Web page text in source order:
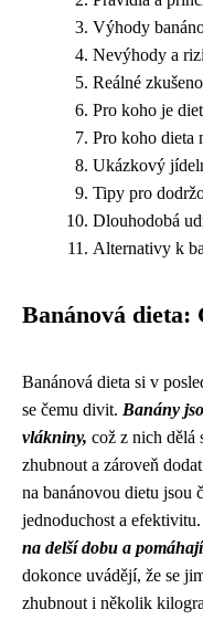
Výhody
Nevýhody a
Reálné
Pro koho je
Pro koho dieta
Ukázkový
Tipy pro
Dlouhodobá
Alternativy k
Banánová dieta:
Banánová dieta si v
se čemu divit. Banány
vlákniny, což z nich dělá
zhubnout a zároveň
na banánovou dietu jsou
jednoduchost a efektivitu.
na delší dobu a
dokonce uvádějí, že se
zhubnout i několik